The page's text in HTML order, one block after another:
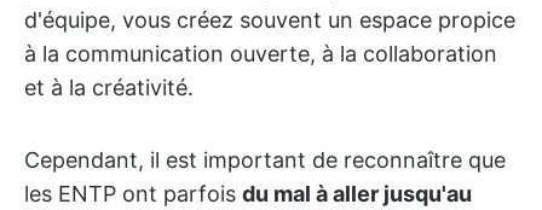
d'équipe, vous créez souvent un espace propice
à la communication ouverte, à la collaboration
et à la créativité.
Cependant, il est important de reconnaître que
les ENTP ont parfois du mal à aller jusqu'au